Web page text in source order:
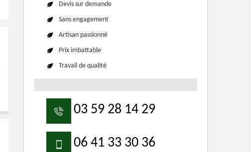
Devis sur demande
Sans engagement
Artisan passionné
Prix imbattable
Travail de qualité
03 59 28 14 29
06 41 33 30 36